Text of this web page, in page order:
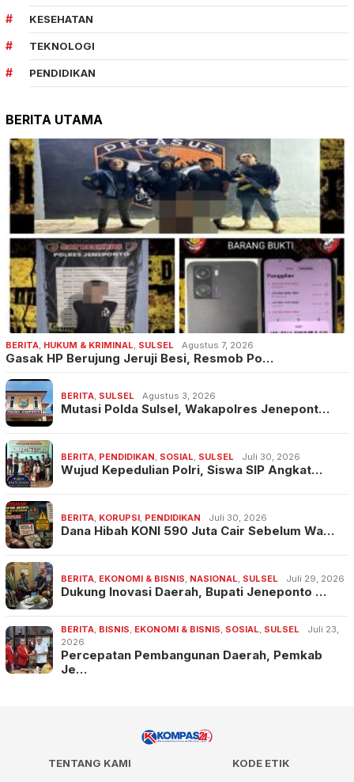
KESEHATAN
TEKNOLOGI
PENDIDIKAN
BERITA UTAMA
BERITA, HUKUM & KRIMINAL, SULSEL Agustus 7, 2026
Gasak HP Berujung Jeruji Besi, Resmob Po…
BERITA, SULSEL Agustus 3, 2026
Mutasi Polda Sulsel, Wakapolres Jenepont…
BERITA, PENDIDIKAN, SOSIAL, SULSEL Juli 30, 2026
Wujud Kepedulian Polri, Siswa SIP Angkat…
BERITA, KORUPSI, PENDIDIKAN Juli 30, 2026
Dana Hibah KONI 590 Juta Cair Sebelum Wa…
BERITA, EKONOMI & BISNIS, NASIONAL, SULSEL Juli 29, 2026
Dukung Inovasi Daerah, Bupati Jeneponto …
BERITA, BISNIS, EKONOMI & BISNIS, SOSIAL, SULSEL
Juli 23,
2026
Percepatan Pembangunan Daerah, Pemkab
Je…
TENTANG KAMI
KODE ETIK